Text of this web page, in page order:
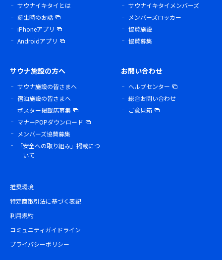
サウナイキタイとは
誕生時のお話
iPhoneアプリ
Androidアプリ
サウナイキタイメンバーズ
メンバーズロッカー
協賛施設
協賛募集
サウナ施設の方へ
サウナ施設の皆さまへ
宿泊施設の皆さまへ
ポスター掲載店募集
マナーPOPダウンロード
メンバーズ協賛募集
「安全への取り組み」掲載につ
いて
お問い合わせ
ヘルプセンター
総合お問い合わせ
ご意見箱
推奨環境
特定商取引法に基づく表記
利用規約
コミュニティガイドライン
プライバシーポリシー